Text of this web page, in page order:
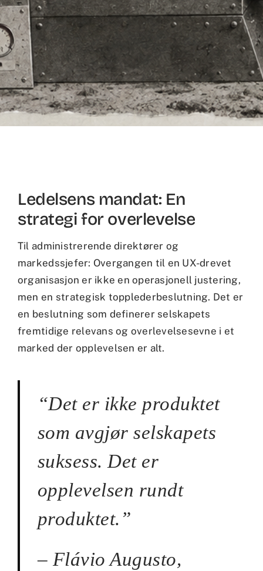
Ledelsens mandat: En
strategi for overlevelse
Til administrerende direktører og
markedssjefer: Overgangen til en UX-drevet
organisasjon er ikke en operasjonell justering,
men en strategisk topplederbeslutning. Det er
en beslutning som definerer selskapets
fremtidige relevans og overlevelsesevne i et
marked der opplevelsen er alt.
“Det er ikke produktet
som avgjør selskapets
suksess. Det er
opplevelsen rundt
produktet.”
– Flávio Augusto,